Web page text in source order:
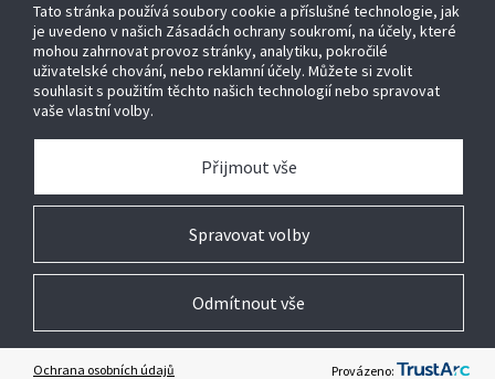
Produkty a řešení
Servisní služby
O nás
Právní
Ochrana osobních údajů
Tato stránka používá soubory cookie a příslušné technologie, jak
je uvedeno v našich Zásadách ochrany soukromí, na účely, které
mohou zahrnovat provoz stránky, analytiku, pokročilé
uživatelské chování, nebo reklamní účely. Můžete si zvolit
souhlasit s použitím těchto našich technologií nebo spravovat
vaše vlastní volby.
Spravovat volby
Přijmout vše
Odmítnout vše
Ochrana osobních údajů Provázeno:
Nastavení cookies